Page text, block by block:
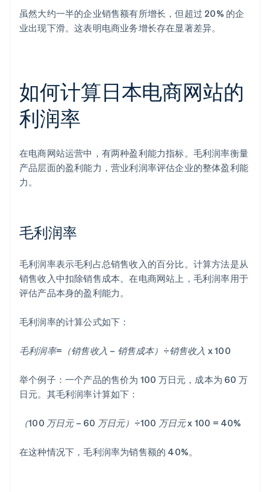
虽然大约一半的企业销售额有所增长，但超过 20% 的企
业出现下滑。这表明电商业务增长存在显著差异。
如何计算日本电商网站的
利润率
在电商网站运营中，有两种盈利能力指标。毛利润率衡量
产品层面的盈利能力，营业利润率评估企业的整体盈利能
力。
毛利润率
毛利润率表示毛利占总销售收入的百分比。计算方法是从
销售收入中扣除销售成本。在电商网站上，毛利润率用于
评估产品本身的盈利能力。
毛利润率的计算公式如下：
毛利润率=（销售收入 – 销售成本）÷销售收入 x 100
举个例子：一个产品的售价为 100 万日元，成本为 60 万
日元。其毛利润率计算如下：
（100 万日元 – 60 万日元）÷100 万日元 x 100 = 40%
在这种情况下，毛利润率为销售额的 40%。